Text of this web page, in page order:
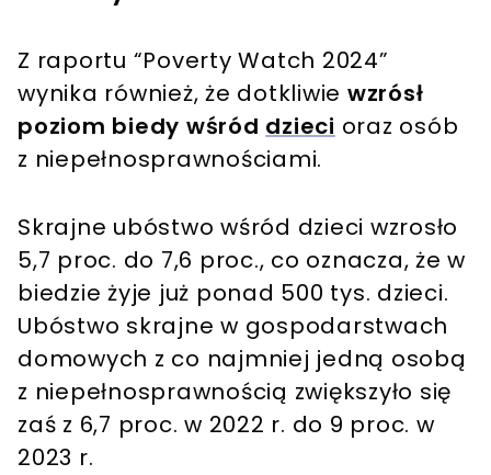
Z raportu “Poverty Watch 2024”
wynika również, że dotkliwie wzrósł
poziom biedy wśród dzieci oraz osób
z niepełnosprawnościami.
Skrajne ubóstwo wśród dzieci wzrosło
5,7 proc. do 7,6 proc., co oznacza, że w
biedzie żyje już ponad 500 tys. dzieci.
Ubóstwo skrajne w gospodarstwach
domowych z co najmniej jedną osobą
z niepełnosprawnością zwiększyło się
zaś z 6,7 proc. w 2022 r. do 9 proc. w
2023 r.